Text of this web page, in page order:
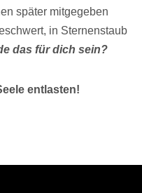
später mitgegeben
in Sternenstaub
das für dich sein?
entlasten!